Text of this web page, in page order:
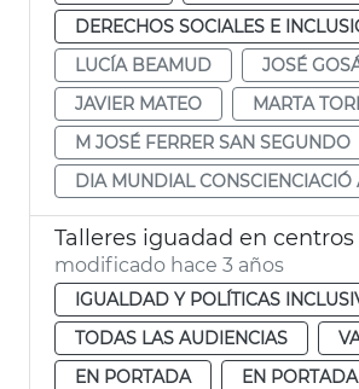
DERECHOS SOCIALES E
LUCÍA BEAMUD
JOSÉ
JAVIER MATEO
MARTA
M JOSÉ FERRER SAN SEGUNDO
DIA MUNDIAL CONSCIENCIACIÓ
Talleres iguadad en centros
modificado hace 3 años
IGUALDAD Y POLÍTICAS
TODAS LAS AUDIENCIAS
EN PORTADA
EN